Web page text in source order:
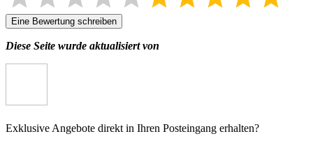
Eine Bewertung schreiben
Diese Seite wurde aktualisiert von
Exklusive Angebote direkt in Ihren Posteingang erhalten?